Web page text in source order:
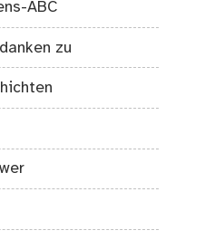
ABC
zu